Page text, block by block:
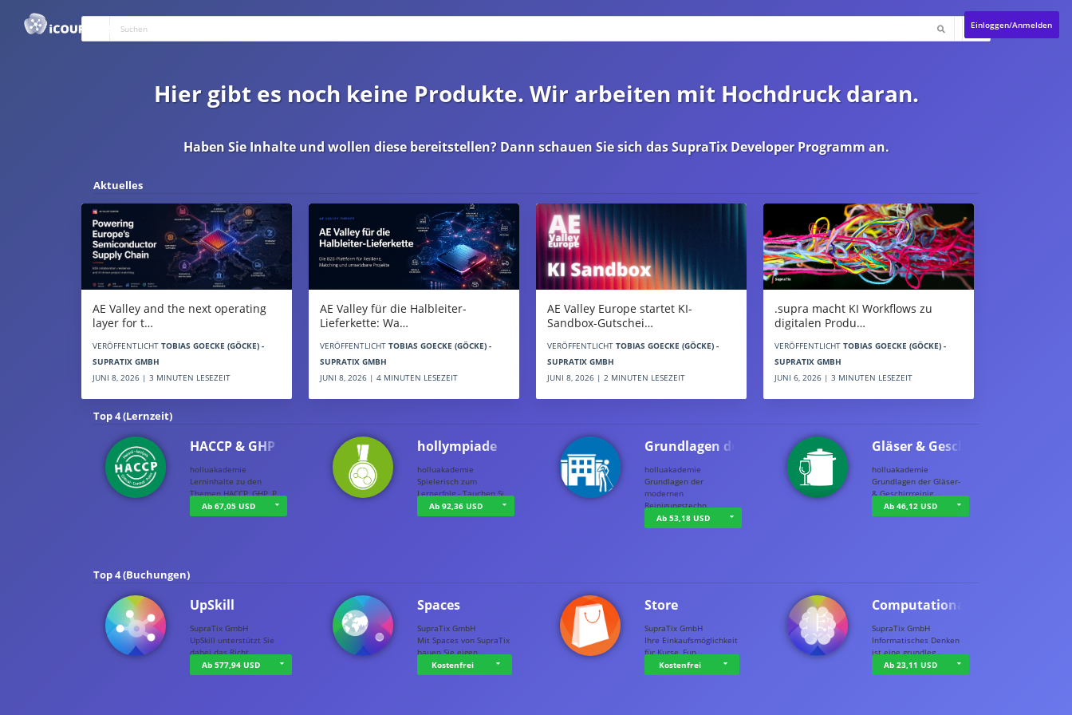
Einloggen/Anmelden
Hier gibt es noch keine Produkte. Wir arbeiten mit Hochdruck daran.
Haben Sie Inhalte und wollen diese bereitstellen? Dann schauen Sie sich dasSupraTix Developer Programman.
Aktuelles
AE Valley and the next operating
layer for t…
VERÖFFENTLICHT TOBIAS GOECKE (GÖCKE) -
SUPRATIX GMBH
JUNI 8, 2026 | 3 MINUTEN LESEZEIT
AE Valley für die Halbleiter-
Lieferkette: Wa…
VERÖFFENTLICHT TOBIAS GOECKE (GÖCKE) -
SUPRATIX GMBH
JUNI 8, 2026 | 4 MINUTEN LESEZEIT
AE Valley Europe startet KI-
Sandbox-Gutschei…
VERÖFFENTLICHT TOBIAS GOECKE (GÖCKE) -
SUPRATIX GMBH
JUNI 8, 2026 | 2 MINUTEN LESEZEIT
.supra macht KI Workflows zu
digitalen Produ…
VERÖFFENTLICHT TOBIAS GOECKE (GÖCKE) -
SUPRATIX GMBH
JUNI 6, 2026 | 3 MINUTEN LESEZEIT
Top 4 (Lernzeit)
HACCP & GHP
holluakademie
Lerninhalte zu den
Themen HACCP, GHP, P…
Ab 67,05 USD
hollympiade
holluakademie
Spielerisch zum
Lernerfolg - Tauchen Si…
Ab 92,36 USD
Grundlagen der …
holluakademie
Grundlagen der
modernen
Reinigungstechn…
Ab 53,18 USD
Gläser & Geschi…
holluakademie
Grundlagen der Gläser-
& Geschirrreinig…
Ab 46,12 USD
Top 4 (Buchungen)
UpSkill
SupraTix GmbH
UpSkill unterstützt Sie
dabei das Richt…
Ab 577,94 USD
Spaces
SupraTix GmbH
Mit Spaces von SupraTix
bauen Sie eigen…
Kostenfrei
Store
SupraTix GmbH
Ihre Einkaufsmöglichkeit
für Kurse, Fun…
Kostenfrei
Computational T…
SupraTix GmbH
Informatisches Denken
ist eine grundleg…
Ab 23,11 USD